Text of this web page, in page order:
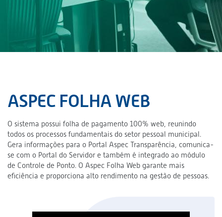
ASPEC FOLHA WEB
O sistema possui folha de pagamento 100% web, reunindo
todos os processos fundamentais do setor pessoal municipal.
Gera informações para o Portal Aspec Transparência, comunica-
se com o Portal do Servidor e também é integrado ao módulo
de Controle de Ponto. O Aspec Folha Web garante mais
eficiência e proporciona alto rendimento na gestão de pessoas.